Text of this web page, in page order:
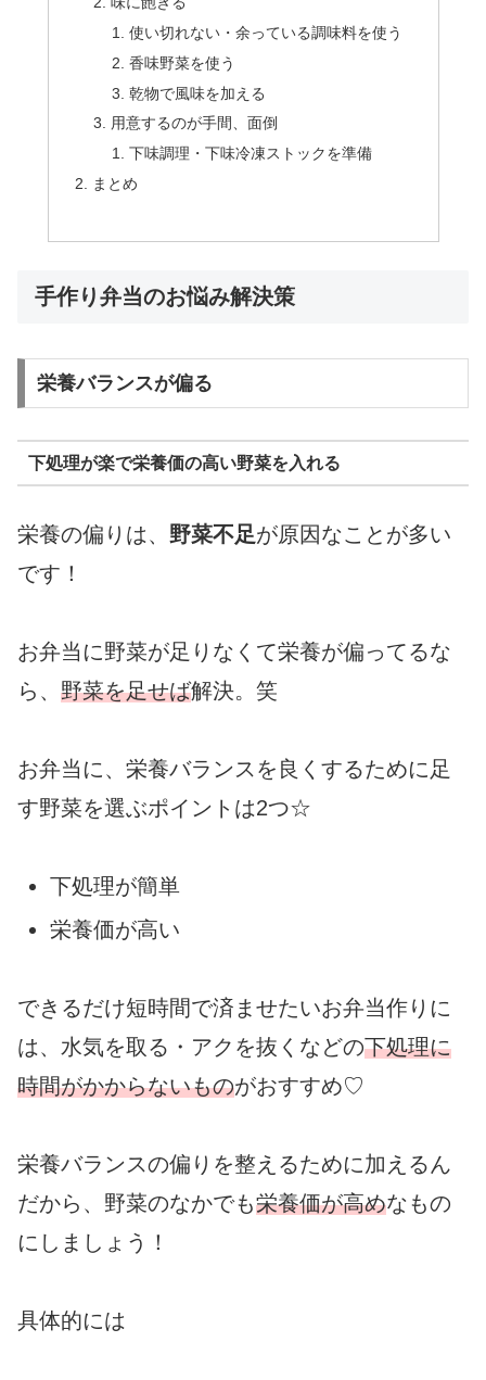
使い切れない・余っている調味料を使う
香味野菜を使う
乾物で風味を加える
用意するのが手間、面倒
下味調理・下味冷凍ストックを準備
まとめ
手作り弁当のお悩み解決策
栄養バランスが偏る
下処理が楽で栄養価の高い野菜を入れる
栄養の偏りは、 野菜不足が原因なことが多い
です！
お弁当に野菜が足りなくて栄養が偏ってるな
ら、 野菜を足せば解決。笑
お弁当に、栄養バランスを良くするために足
す野菜を選ぶポイントは2つ☆
下処理が簡単
栄養価が高い
できるだけ短時間で済ませたいお弁当作りに
は、水気を取る・アクを抜くなどの下処理に
時間がかからないものがおすすめ♡
栄養バランスの偏りを整えるために加えるん
だから、野菜のなかでも栄養価が高めなもの
にしましょう！
具体的には